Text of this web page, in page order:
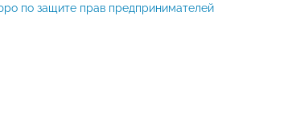
по защите прав предпринимателей